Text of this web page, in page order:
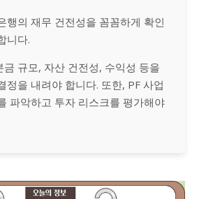
행의 재무 건전성을 꼼꼼하게 확인
니다.
금 규모, 자산 건전성, 수익성 등을
정을 내려야 합니다. 또한, PF 사업
파악하고 투자 리스크를 평가해야